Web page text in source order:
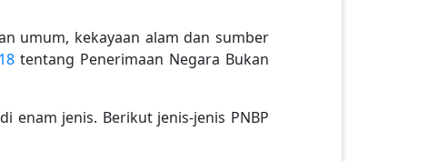
umum, kekayaan alam dan sumber
tentang Penerimaan Negara Bukan
enam jenis. Berikut jenis-jenis PNBP